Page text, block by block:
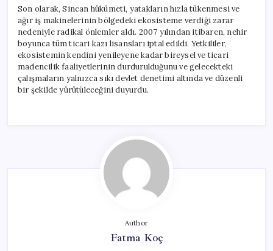
Son olarak, Sincan hükümeti, yatakların hızla tükenmesi ve
ağır iş makinelerinin bölgedeki ekosisteme verdiği zarar
nedeniyle radikal önlemler aldı. 2007 yılından itibaren, nehir
boyunca tüm ticari kazı lisansları iptal edildi. Yetkililer,
ekosistemin kendini yenileyene kadar bireysel ve ticari
madencilik faaliyetlerinin durdurulduğunu ve gelecekteki
çalışmaların yalnızca sıkı devlet denetimi altında ve düzenli
bir şekilde yürütüleceğini duyurdu.
Author
Fatma Koç